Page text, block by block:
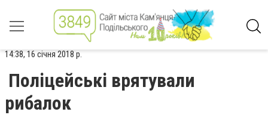
14:38, 16 січня 2018 р.
Поліцейські врятували
рибалок